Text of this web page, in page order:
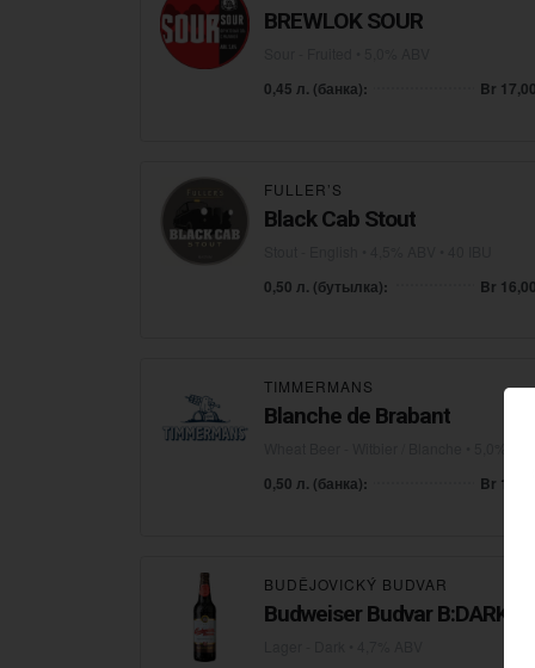
BREWLOK SOUR
0,45 л. (банка): Br 17,00
FULLER’S
Black Cab Stout
0,50 л. (бутылка): Br 16,00
TIMMERMANS
Blanche de Brabant
0,50 л. (банка): Br
BUDĚJOVICKÝ BUDVAR
Budweiser Budvar B:DARK